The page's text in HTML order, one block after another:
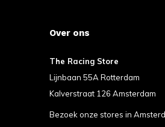
Over ons
The Racing Store
Lijnbaan 55A Rotterdam
Kalverstraat 126 Amsterdam
Bezoek onze stores in